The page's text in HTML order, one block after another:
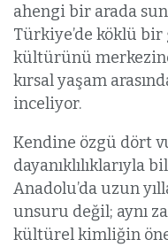
ahengi bir arada
Türkiye’de köklü
kültürünü
kırsal yaşam
inceliyor.
Kendine özgü dört
dayanıklılıklarıyla
Anadolu’da uzun
unsuru değil; aynı
kültürel kimliğin